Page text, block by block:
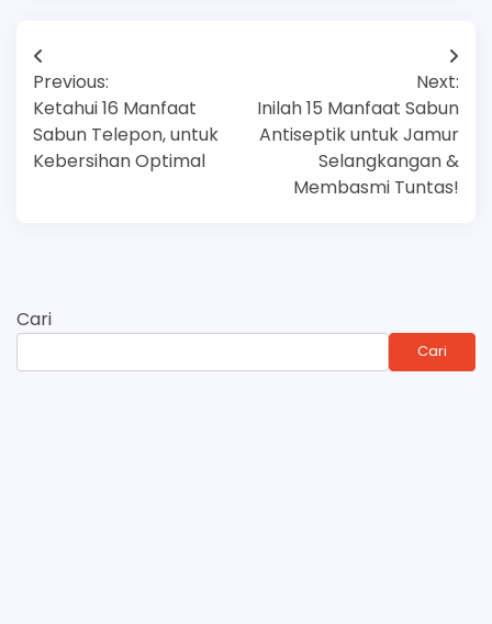
Navigasi
pos
Previous:
Ketahui 16 Manfaat
Sabun Telepon, untuk
Kebersihan Optimal
Next:
Inilah 15 Manfaat Sabun
Antiseptik untuk Jamur
Selangkangan &
Membasmi Tuntas!
Cari
Cari